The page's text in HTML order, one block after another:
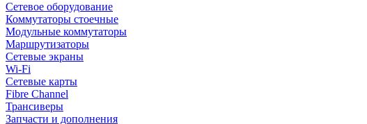
Сетевое оборудование
Коммутаторы стоечные
Модульные коммутаторы
Маршрутизаторы
Сетевые экраны
Wi-Fi
Сетевые карты
Fibre Channel
Трансиверы
Запчасти и дополнения